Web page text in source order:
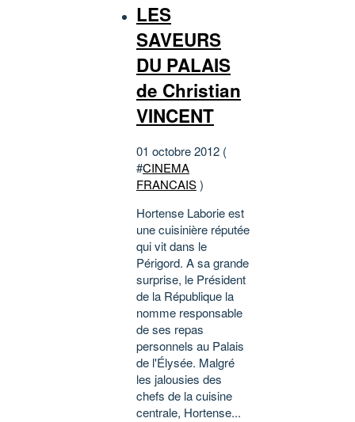
LES
SAVEURS
DU PALAIS
de Christian
VINCENT
01 octobre 2012 (
#CINEMA
FRANCAIS)
Hortense Laborie est
une cuisinière réputée
qui vit dans le
Périgord. A sa grande
surprise, le Président
de la République la
nomme responsable
de ses repas
personnels au Palais
de l'Élysée. Malgré
les jalousies des
chefs de la cuisine
centrale, Hortense...